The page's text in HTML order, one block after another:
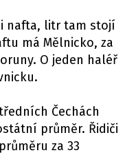
i nafta, litr tam stojí
má Mělnicko, za
O jeden haléř
Čechách
průměr. Řidiči
za 33